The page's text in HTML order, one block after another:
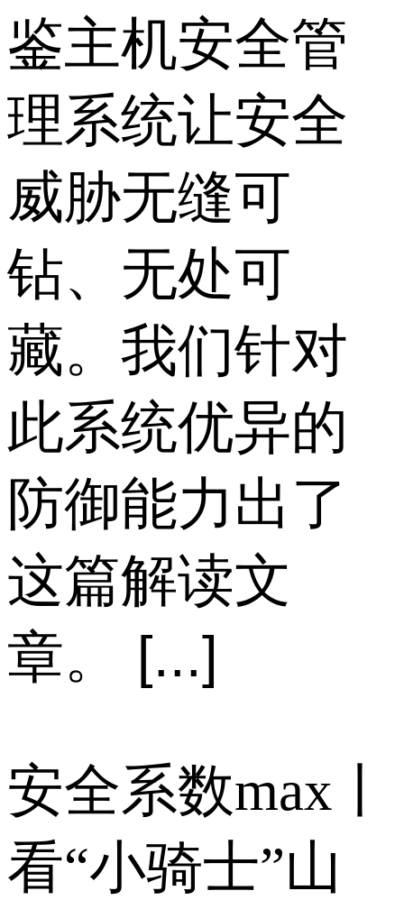
鉴主机安全管
理系统让安全
威胁无缝可
钻、无处可
藏。我们针对
此系统优异的
防御能力出了
这篇解读文
章。 [...]
安全系数max丨
看“小骑士”山